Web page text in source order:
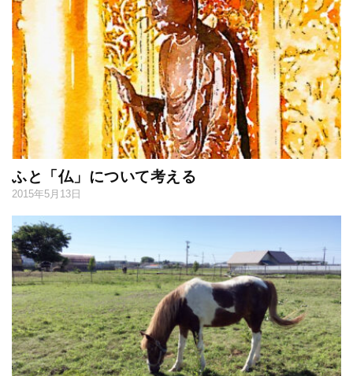
ふと「仏」について考える
2015年5月13日